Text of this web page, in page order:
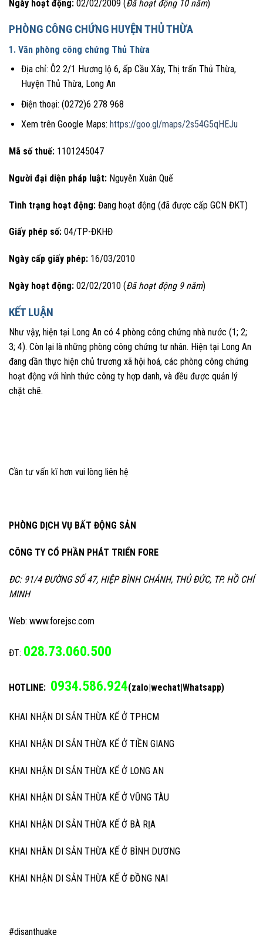
Ngày hoạt động: 02/02/2009 (Đã hoạt động 10 năm)
PHÒNG CÔNG CHỨNG HUYỆN THỦ THỪA
1. Văn phòng công chứng Thủ Thừa
Địa chỉ: Ô2 2/1 Hương lộ 6, ấp Cầu Xây, Thị trấn Thủ Thừa,
Huyện Thủ Thừa, Long An
Điện thoại: (0272)6 278 968
Xem trên Google Maps: https://goo.gl/maps/2s54G5qHEJu
Mã số thuế: 1101245047
Người đại diện pháp luật: Nguyễn Xuân Quế
Tình trạng hoạt động: Đang hoạt động (đã được cấp GCN ĐKT)
Giấy phép số: 04/TP-ĐKHĐ
Ngày cấp giấy phép: 16/03/2010
Ngày hoạt động: 02/02/2010 (Đã hoạt động 9 năm)
KẾT LUẬN
Như vậy, hiện tại Long An có 4 phòng công chứng nhà nước (1; 2;
3; 4). Còn lại là những phòng công chứng tư nhân. Hiện tại Long An
đang dần thực hiện chủ trương xã hội hoá, các phòng công chứng
hoạt động với hình thức công ty hợp danh, và đều được quản lý
chặt chẽ.
Cần tư vấn kĩ hơn vui lòng liên hệ
PHÒNG DỊCH VỤ BẤT ĐỘNG SẢN
CÔNG TY CỔ PHẦN PHÁT TRIỂN FORE
ĐC: 91/4 ĐƯỜNG SỐ 47, HIỆP BÌNH CHÁNH, THỦ ĐỨC, TP. HỒ CHÍ
MINH
Web: www.forejsc.com
ĐT: 028.73.060.500
HOTLINE: 0934.586.924(zalo|wechat|Whatsapp)
KHAI NHẬN DI SẢN THỪA KẾ Ở TPHCM
KHAI NHẬN DI SẢN THỪA KẾ Ở TIỀN GIANG
KHAI NHẬN DI SẢN THỪA KẾ Ở LONG AN
KHAI NHẬN DI SẢN THỪA KẾ Ở VŨNG TÀU
KHAI NHẬN DI SẢN THỪA KẾ Ở BÀ RỊA
KHAI NHÂN DI SẢN THỪA KẾ Ở BÌNH DƯƠNG
KHAI NHẬN DI SẢN THỪA KẾ Ở ĐỒNG NAI
#disanthuake